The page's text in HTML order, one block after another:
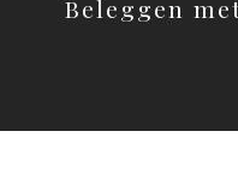
Beleggen